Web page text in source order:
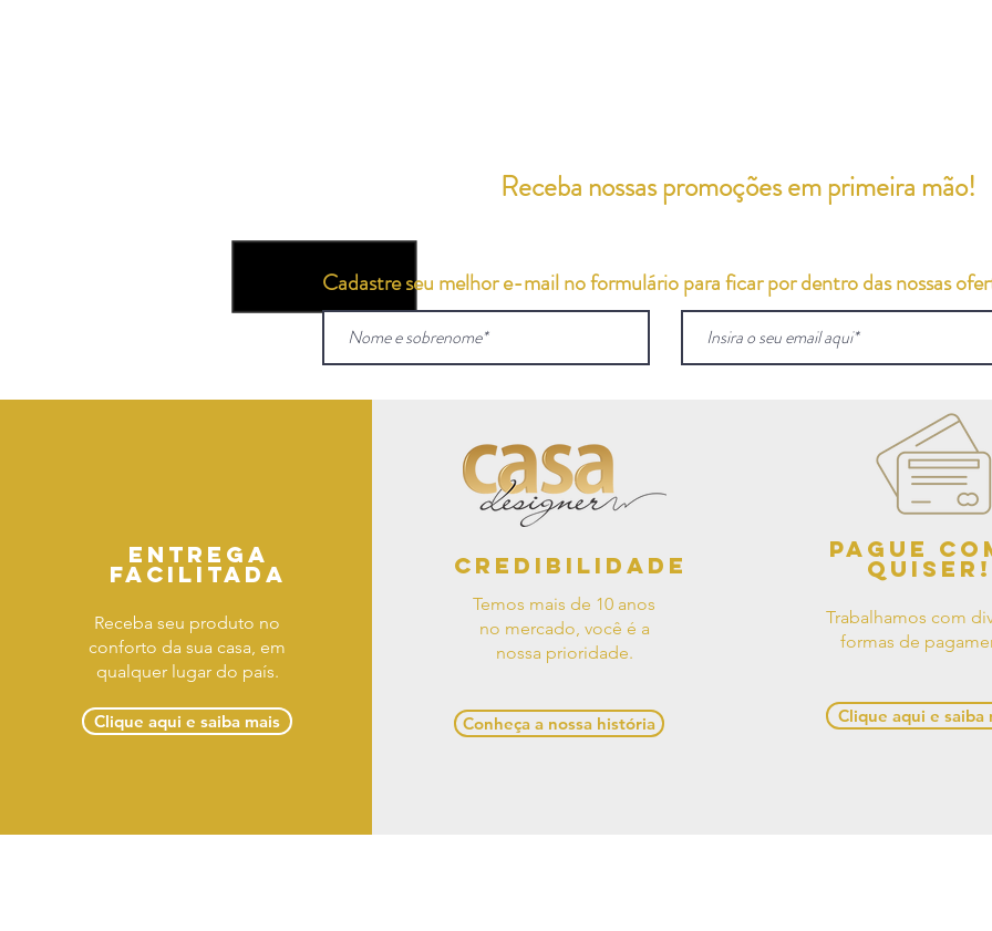
Cadastre seu melhor e-mail no formulário para ficar por dentro das nossas
Receba nossas promoções em primeira mão!
Entrega
facilitada
Receba seu produto no
conforto da sua casa, em
qualquer lugar do país.
Clique aqui e saiba mais
Credibilidade
Temos mais de 10 anos
no mercado, você é a
nossa prioridade.
Conheça a nossa história
Pague
quiser!
Trabalhamos com
formas de
Clique aqui e saiba